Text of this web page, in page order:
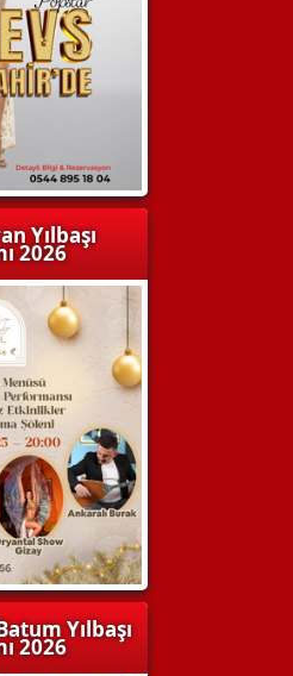
Yılbaşı
2026
Yılbaşı
2026